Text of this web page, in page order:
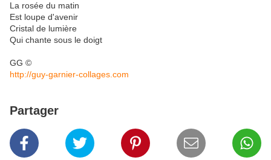
La rosée du matin
Est loupe d'avenir
Cristal de lumière
Qui chante sous le doigt
GG ©
http://guy-garnier-collages.com
Partager